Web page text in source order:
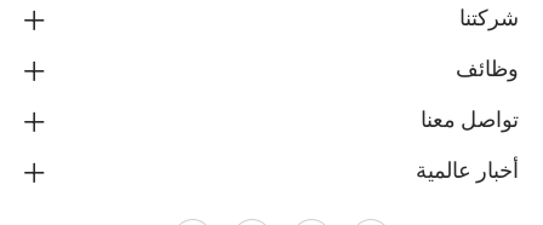
شركتنا
وظائف
تواصل معنا
أخبار عالمية